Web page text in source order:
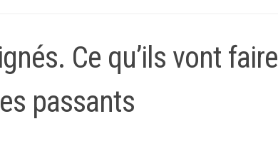
Ce qu’ils vont faire
passants